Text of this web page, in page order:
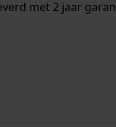
met 2 jaar